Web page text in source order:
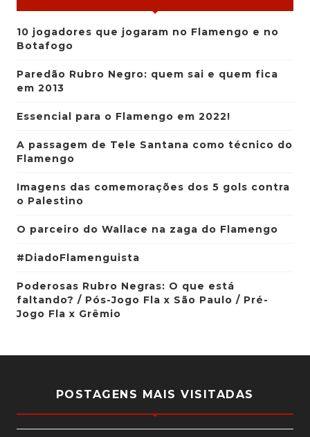
10 jogadores que jogaram no Flamengo e no
Botafogo
Paredão Rubro Negro: quem sai e quem fica
em 2013
Essencial para o Flamengo em 2022!
A passagem de Tele Santana como técnico do
Flamengo
Imagens das comemorações dos 5 gols contra
o Palestino
O parceiro do Wallace na zaga do Flamengo
#DiadoFlamenguista
Poderosas Rubro Negras: O que está
faltando? / Pós-Jogo Fla x São Paulo / Pré-
Jogo Fla x Grêmio
POSTAGENS MAIS VISITADAS